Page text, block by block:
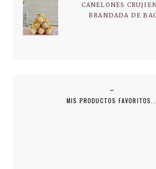
CANELONES
BRANDADA DE
MIS PRODUCTOS FAVORITOS...